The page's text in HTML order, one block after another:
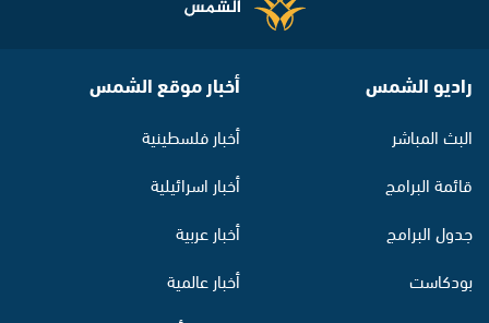
راديو الشمس
البث المباشر
قائمة البرامج
جدول البرامج
بودكاست
أخبار موقع الشمس
أخبار فلسطينية
أخبار اسرائيلية
أخبار عربية
أخبار عالمية